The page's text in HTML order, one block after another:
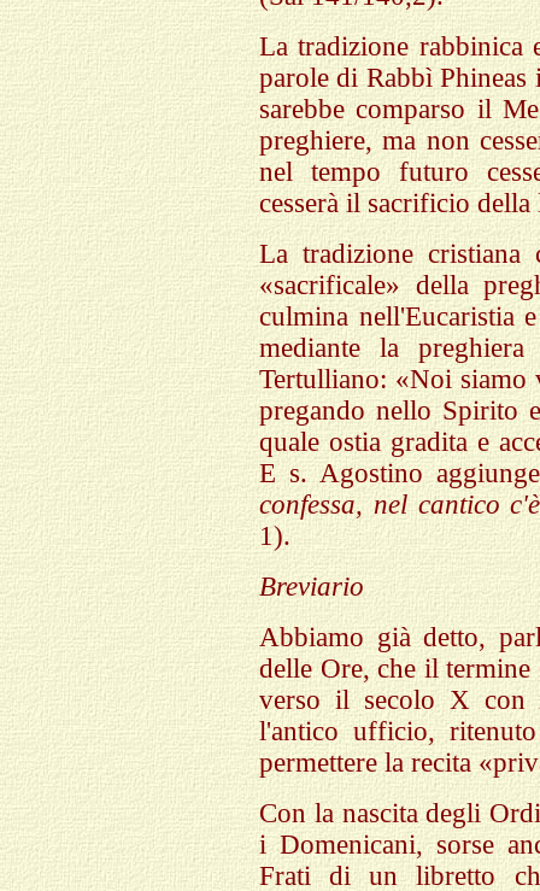
La tradizione rabbinica
parole di Rabbì
sarebbe comparso il
preghiere, ma non
nel tempo futuro
cesserà il sacrificio della
La tradizione cristiana
«sacrificale» della
culmina nell'Eucaristia
mediante la
Tertulliano: «Noi siamo
pregando nello Spirito
quale ostia gradita e
E s. Agostino
confessa, nel cantico
1).
Breviario
Abbiamo già detto,
delle Ore, che il
verso il secolo X con
l'antico ufficio,
permettere la recita
Con la nascita degli
i Domenicani, sorse
Frati di un libretto